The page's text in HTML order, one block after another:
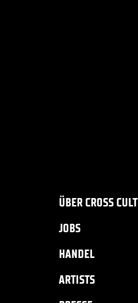
ÜBER CROSS CULT
JOBS
HANDEL
ARTISTS